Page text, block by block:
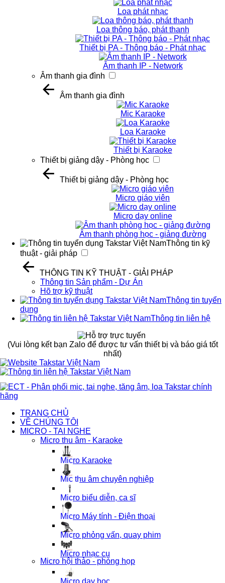
Loa phát nhạc
Loa thông báo, phát thanh
Thiết bị PA - Thông báo - Phát nhạc
Âm thanh IP - Network
Âm thanh gia đình
Âm thanh gia đình
Mic Karaoke
Loa Karaoke
Thiết bị Karaoke
Thiết bị giảng dậy - Phòng học
Thiết bị giảng dậy - Phòng học
Micro giáo viên
Micro dạy online
Âm thanh phòng học - giảng đường
Thông tin kỹ
thuật - giải pháp
THÔNG TIN KỸ THUẬT - GIẢI PHÁP
Thông tin Sản phẩm - Dự Án
Hõ trợ kỹ thuật
Thông tin tuyển
dụng
Thông tin liên hệ
(Vui lòng kết bạn Zalo để được tư vấn thiết bị và báo giá tốt
nhất)
TRANG CHỦ
VỀ CHÚNG TÔI
MICRO - TAI NGHE
Micro thu âm - Karaoke
Micro Karaoke
Mic thu âm chuyên nghiệp
Micro biểu diễn, ca sĩ
Micro Máy tính - Điện thoại
Micro phỏng vấn, quay phim
Micro nhạc cụ
Micro hội thảo - phòng họp
Micro dạy học